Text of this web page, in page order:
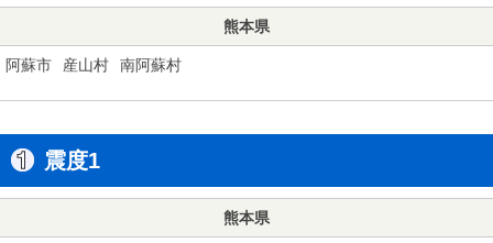
熊本県
阿蘇市 産山村 南阿蘇村
震度1
熊本県